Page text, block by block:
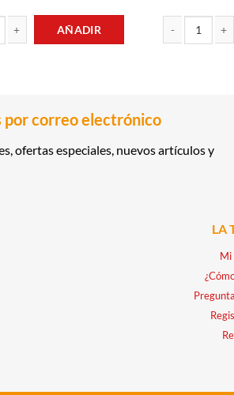
AÑADIR
por correo electrónico
ofertas especiales, nuevos artículos y
LA
Mi